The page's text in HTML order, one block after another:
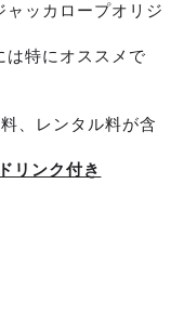
ッカロープオリジ
は特にオススメで
、レンタル料が含
リンク付き